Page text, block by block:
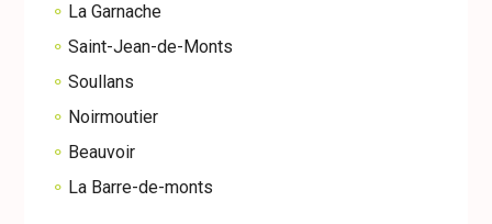
La Garnache
Saint-Jean-de-Monts
Soullans
Noirmoutier
Beauvoir
La Barre-de-monts